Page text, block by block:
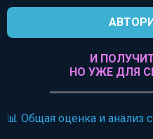
И
НО УЖЕ ДЛЯ
📊 Общая оценка и анализ